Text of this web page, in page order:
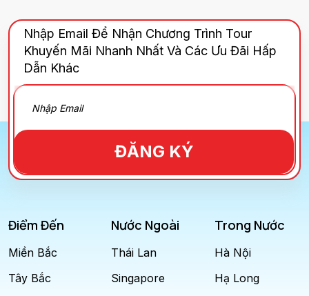
Nhập Email Để Nhận Chương Trình Tour
Khuyến Mãi Nhanh Nhất Và Các Ưu Đãi Hấp
Dẫn Khác
ĐĂNG KÝ
Điểm Đến
Miền Bắc
Tây Bắc
Nước Ngoài
Thái Lan
Singapore
Trong Nước
Hà Nội
Hạ Long